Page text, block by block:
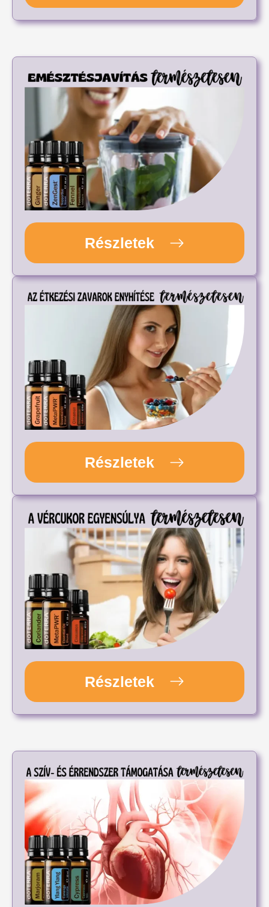
Részletek
Részletek
Részletek